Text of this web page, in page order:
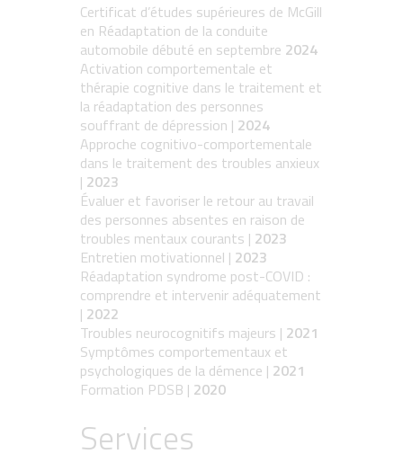
Certificat d’études supérieures de McGill
en Réadaptation de la conduite
automobile débuté en septembre 2024
Activation comportementale et
thérapie cognitive dans le traitement et
la réadaptation des personnes
souffrant de dépression | 2024
Approche cognitivo-comportementale
dans le traitement des troubles anxieux
| 2023
Évaluer et favoriser le retour au travail
des personnes absentes en raison de
troubles mentaux courants | 2023
Entretien motivationnel | 2023
Réadaptation syndrome post-COVID :
comprendre et intervenir adéquatement
| 2022
Troubles neurocognitifs majeurs | 2021
Symptômes comportementaux et
psychologiques de la démence | 2021
Formation PDSB | 2020
Services